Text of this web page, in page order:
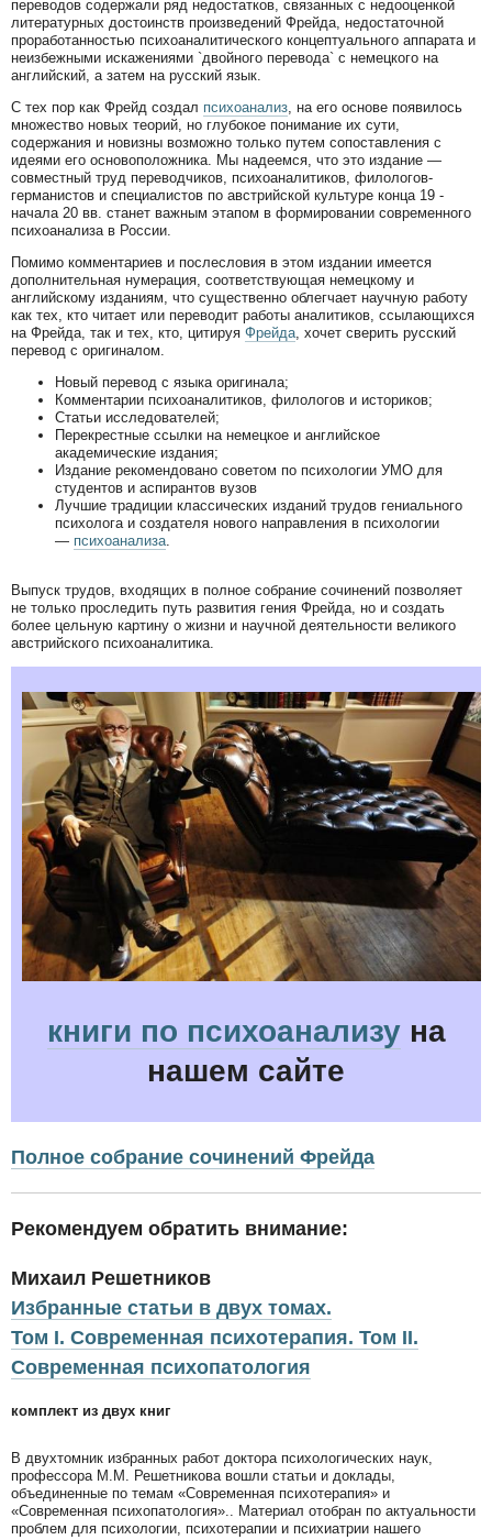
переводов содержали ряд недостатков, связанных с недооценкой
литературных достоинств произведений Фрейда, недостаточной
проработанностью психоаналитического концептуального аппарата и
неизбежными искажениями `двойного перевода` с немецкого на
английский, а затем на русский язык.
С тех пор как Фрейд создал психоанализ , на его основе появилось
множество новых теорий, но глубокое понимание их сути,
содержания и новизны возможно только путем сопоставления с
идеями его основоположника. Мы надеемся, что это издание —
совместный труд переводчиков, психоаналитиков, филологов-
германистов и специалистов по австрийской культуре конца 19 -
начала 20 вв. станет важным этапом в формировании современного
психоанализа в России.
Помимо комментариев и послесловия в этом издании имеется
дополнительная нумерация, соответствующая немецкому и
английскому изданиям, что существенно облегчает научную работу
как тех, кто читает или переводит работы аналитиков, ссылающихся
на Фрейда, так и тех, кто, цитируя Фрейда , хочет сверить русский
перевод с оригиналом.
Новый перевод с языка оригинала;
Комментарии психоаналитиков, филологов и историков;
Статьи исследователей;
Перекрестные ссылки на немецкое и английское
академические издания;
Издание рекомендовано советом по психологии УМО для
студентов и аспирантов вузов
Лучшие традиции классических изданий трудов гениального
психолога и создателя нового направления в психологии
— психоанализа
Выпуск трудов, входящих в полное собрание сочинений позволяет
не только проследить путь развития гения Фрейда, но и создать
более цельную картину о жизни и научной деятельности великого
австрийского психоаналитика.
книги по психоанализуна
нашем сайте
Полное собрание сочинений Фрейда
Рекомендуем обратить внимание:
Михаил Решетников
Избранные статьи в двух томах.
Том I. Современная психотерапия. Том II.
Современная психопатология
комплект из двух книг
В двухтомник избранных работ доктора психологических наук,
профессора М.М. Решетникова вошли статьи и доклады,
объединенные по темам «Современная психотерапия» и
«Современная психопатология».. Материал отобран по актуальности
проблем для психологии, психотерапии и психиатрии нашего